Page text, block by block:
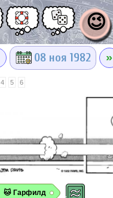
😉
08 ноя 1982 »
4 5 6
🐱 Гарфилд